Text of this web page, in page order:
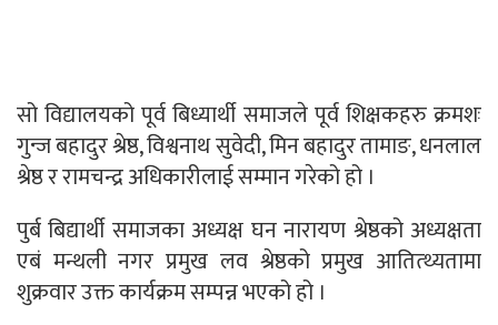
सो विद्यालयको पूर्व बिध्यार्थी समाजले पूर्व शिक्षकहरु क्रमशः
गुन्ज बहादुर श्रेष्ठ, विश्वनाथ सुवेदी, मिन बहादुर तामाङ, धनलाल
श्रेष्ठ र रामचन्द्र अधिकारीलाई सम्मान गरेको हो ।
पुर्ब बिद्यार्थी समाजका अध्यक्ष घन नारायण श्रेष्ठको अध्यक्षता
एबं मन्थली नगर प्रमुख लव श्रेष्ठको प्रमुख आतित्थ्यतामा
शुक्रवार उक्त कार्यक्रम सम्पन्न भएको हो ।